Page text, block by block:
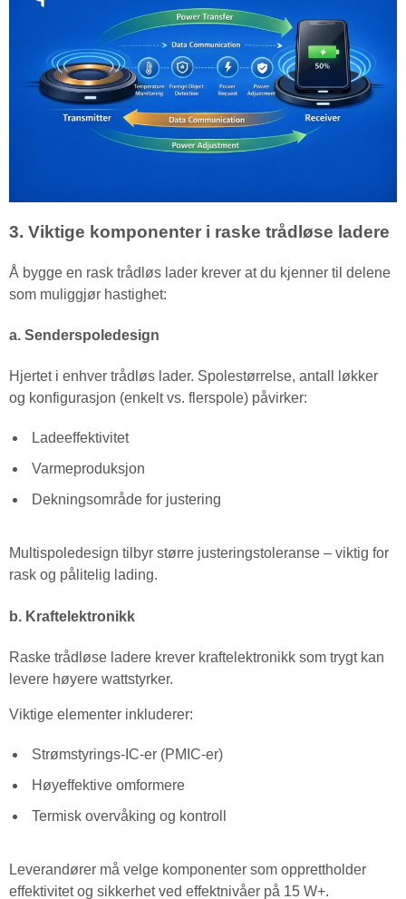
3. Viktige komponenter i raske trådløse ladere
Å bygge en rask trådløs lader krever at du kjenner til delene
som muliggjør hastighet:
a. Senderspoledesign
Hjertet i enhver trådløs lader. Spolestørrelse, antall løkker
og konfigurasjon (enkelt vs. flerspole) påvirker:
Ladeeffektivitet
Varmeproduksjon
Dekningsområde for justering
Multispoledesign tilbyr større justeringstoleranse – viktig for
rask og pålitelig lading.
b. Kraftelektronikk
Raske trådløse ladere krever kraftelektronikk som trygt kan
levere høyere wattstyrker.
Viktige elementer inkluderer:
Strømstyrings-IC-er (PMIC-er)
Høyeffektive omformere
Termisk overvåking og kontroll
Leverandører må velge komponenter som opprettholder
effektivitet og sikkerhet ved effektnivåer på 15 W+.